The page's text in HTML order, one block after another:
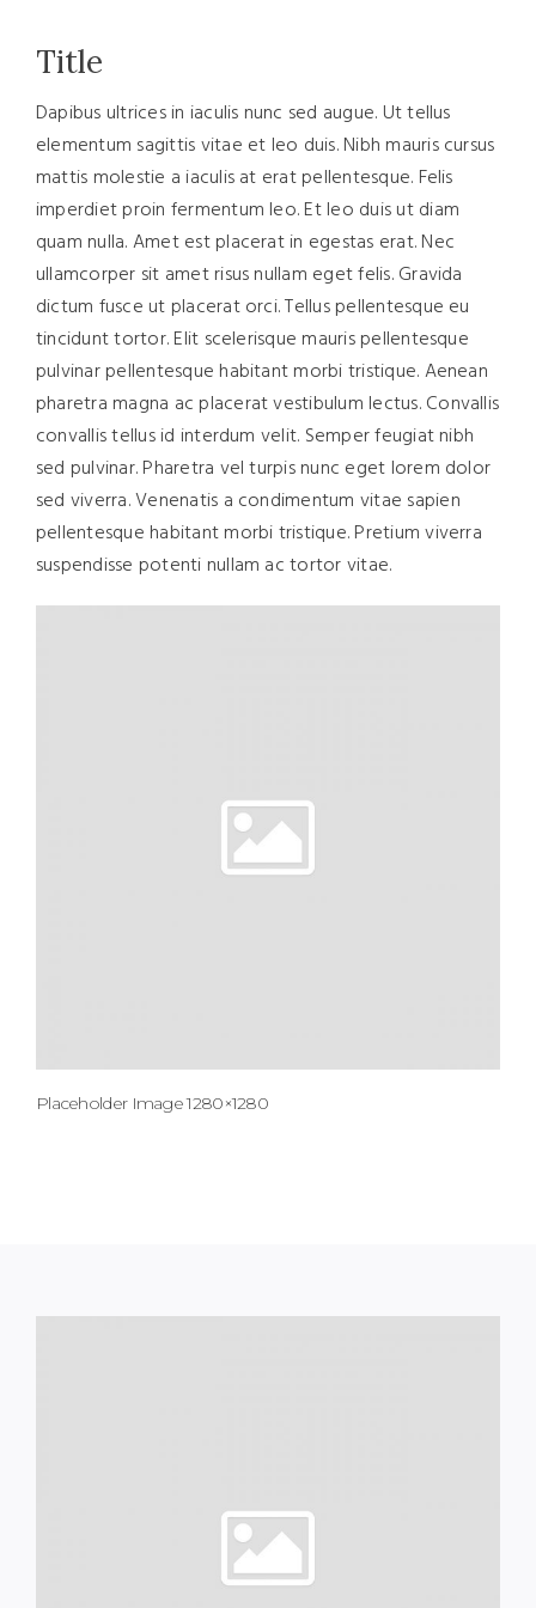
Title
Dapibus ultrices in iaculis nunc sed augue. Ut tellus
elementum sagittis vitae et leo duis. Nibh mauris cursus
mattis molestie a iaculis at erat pellentesque. Felis
imperdiet proin fermentum leo. Et leo duis ut diam
quam nulla. Amet est placerat in egestas erat. Nec
ullamcorper sit amet risus nullam eget felis. Gravida
dictum fusce ut placerat orci. Tellus pellentesque eu
tincidunt tortor. Elit scelerisque mauris pellentesque
pulvinar pellentesque habitant morbi tristique. Aenean
pharetra magna ac placerat vestibulum lectus. Convallis
convallis tellus id interdum velit. Semper feugiat nibh
sed pulvinar. Pharetra vel turpis nunc eget lorem dolor
sed viverra. Venenatis a condimentum vitae sapien
pellentesque habitant morbi tristique. Pretium viverra
suspendisse potenti nullam ac tortor vitae.
Placeholder Image 1280×1280